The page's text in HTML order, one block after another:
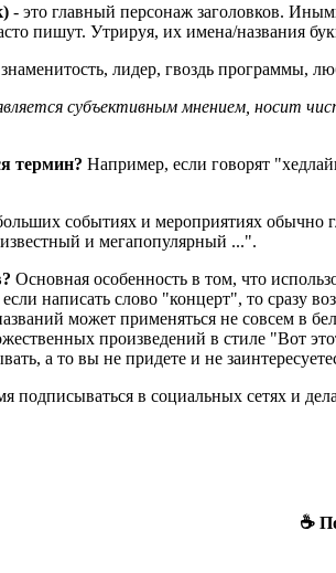
- это главный персонаж заголовков.
пишут. Утрируя, их имена/названия
лидер, гвоздь программы,
субъективным мнением, носит
термин? Например, если говорят
событиях и мероприятиях
и мегапопулярный ...".
Основная особенность в том, что
написать слово "концерт", то сразу
может применяться не совсем
произведений в стиле "Вот
а то вы не придете и не
подписываться в социальных сетях и
☕